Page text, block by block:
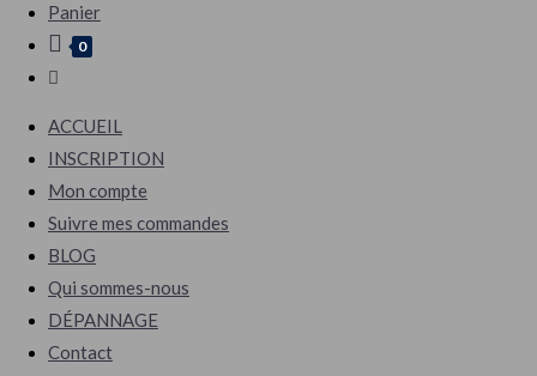
Panier
0
Toggle
search
ACCUEIL
INSCRIPTION
Mon compte
Suivre mes commandes
BLOG
Qui sommes-nous
DÉPANNAGE
Contact